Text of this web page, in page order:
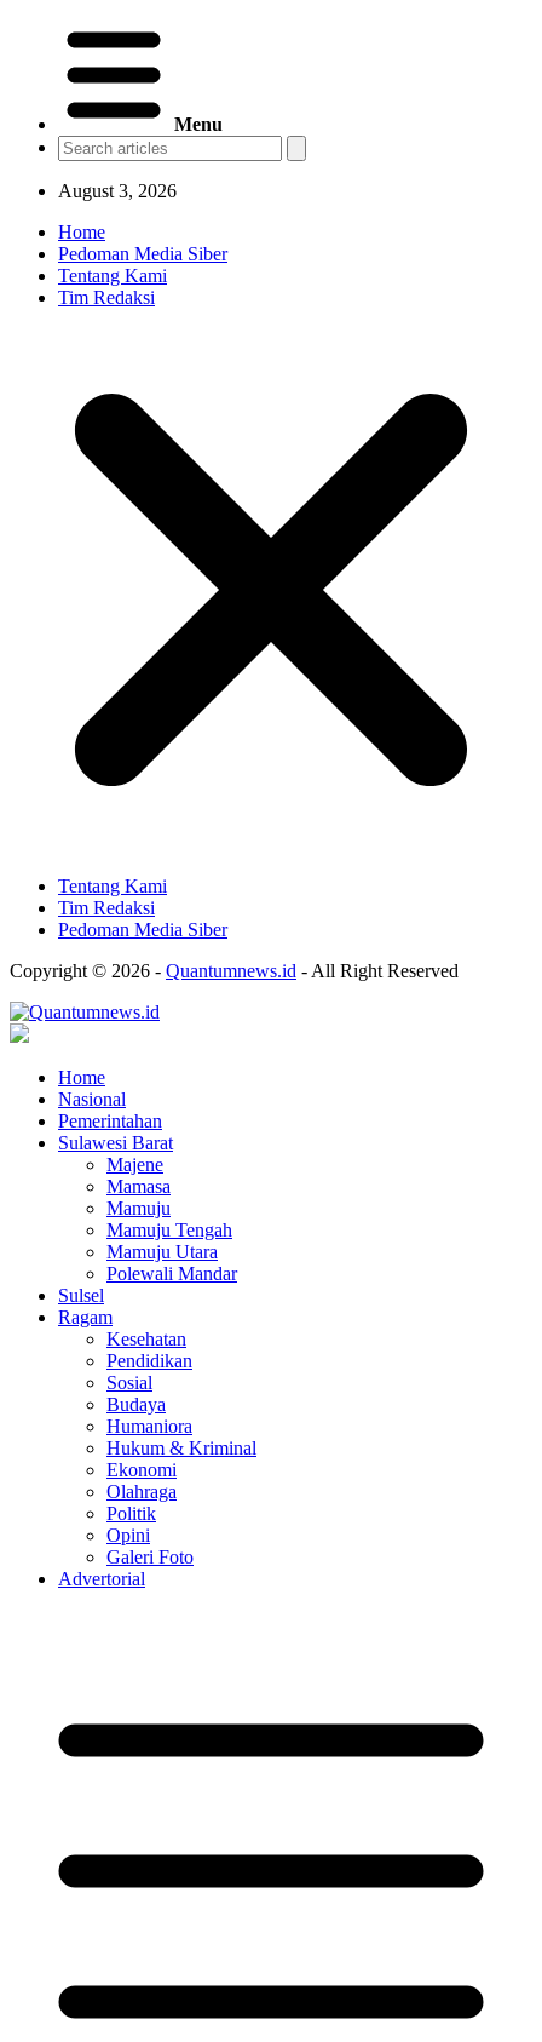
Menu
August 3, 2026
Home
Pedoman Media Siber
Tentang Kami
Tim Redaksi
Tentang Kami
Tim Redaksi
Pedoman Media Siber
Copyright © 2026 - Quantumnews.id - All Right Reserved
Home
Nasional
Pemerintahan
Sulawesi Barat
Majene
Mamasa
Mamuju
Mamuju Tengah
Mamuju Utara
Polewali Mandar
Sulsel
Ragam
Kesehatan
Pendidikan
Sosial
Budaya
Humaniora
Hukum & Kriminal
Ekonomi
Olahraga
Politik
Opini
Galeri Foto
Advertorial